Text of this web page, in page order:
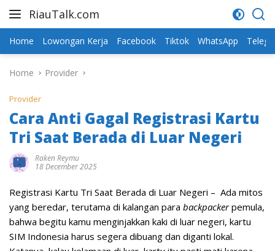
RiauTalk.com
Update
Terkini
Home Lowongan Kerja Facebook Tiktok WhatsApp
Home Provider
Provider
Cara Anti Gagal Registrasi Kartu
Tri Saat Berada di Luar Negeri
Raken Reymu
18 December 2025
Registrasi Kartu Tri Saat Berada di Luar Negeri – Ada mitos
yang beredar, terutama di kalangan para backpackerpemula,
bahwa begitu kamu menginjakkan kaki di luar negeri, kartu
SIM Indonesia harus segera dibuang dan diganti lokal.